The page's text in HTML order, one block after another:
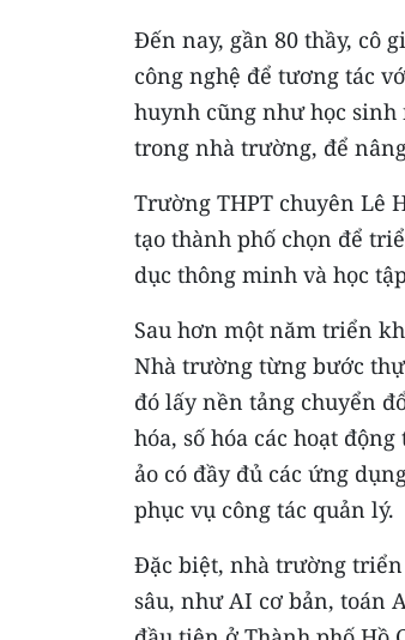
Ðến nay, gần 80 thầy, cô
công nghệ để tương tác
huynh cũng như học
trong nhà trường, để
Trường THPT chuyên Lê
tạo thành phố chọn để
dục thông minh và học
Sau hơn một năm triển
Nhà trường từng bước
đó lấy nền tảng chuyển
hóa, số hóa các hoạt
ảo có đầy đủ các ứng
phục vụ công tác quản lý.
Ðặc biệt, nhà trường triển
sâu, như AI cơ bản, toán